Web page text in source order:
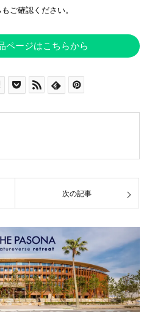
ご確認ください。
ページはこちらから
次の記事